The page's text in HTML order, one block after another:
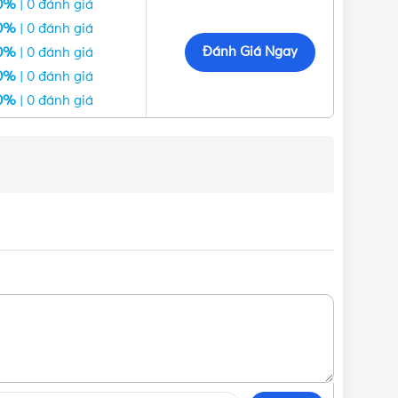
| 0 đánh giá
| 0 đánh giá
| 0 đánh giá
| 0 đánh giá
| 0 đánh giá
Đánh Giá Ngay